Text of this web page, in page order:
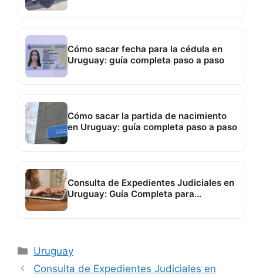
Cómo sacar fecha para la cédula en
Uruguay: guía completa paso a paso
Cómo sacar la partida de nacimiento
en Uruguay: guía completa paso a paso
Consulta de Expedientes Judiciales en
Uruguay: Guía Completa para
Categorías
Uruguay
Consulta de Expedientes Judiciales en